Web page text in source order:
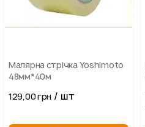
Малярна стрічка Yoshimoto
48мм*40м
129,00 грн / шт